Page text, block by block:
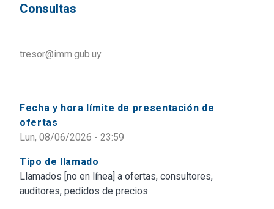
Fecha y hora límite de presentación de
ofertas
Lun, 08/06/2026 - 23:59
Tipo de llamado
Llamados [no en línea] a ofertas, consultores,
auditores, pedidos de precios
Consultas
tresor@imm.gub.uy